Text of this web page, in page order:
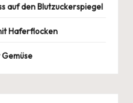
auf den Blutzuckerspiegel
Haferflocken